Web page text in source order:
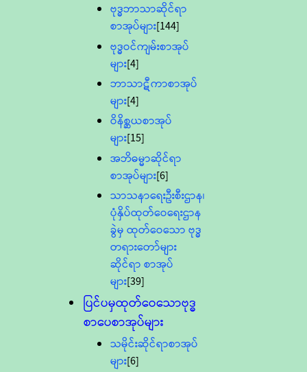
ဗုဒ္ဓဘာသာဆိုင်ရာ
စာအုပ်များ[144]
ဗုဒ္ဓဝင်ကျမ်းစာအုပ်
များ[4]
ဘာသာဋီကာစာအုပ်
များ[4]
ဝိနိစ္ဆယစာအုပ်
များ[15]
အဘိဓမ္မာဆိုင်ရာ
စာအုပ်များ[6]
သာသနာရေးဦးစီးဌာန၊
ပုံနှိပ်ထုတ်ဝေရေးဌာန
ခွဲမှ ထုတ်ဝေသော ဗုဒ္ဓ
တရားတော်များ
ဆိုင်ရာ စာအုပ်
များ[39]
ပြင်ပမှထုတ်ဝေသောဗုဒ္ဓ
စာပေစာအုပ်များ
သမိုင်းဆိုင်ရာစာအုပ်
များ[6]